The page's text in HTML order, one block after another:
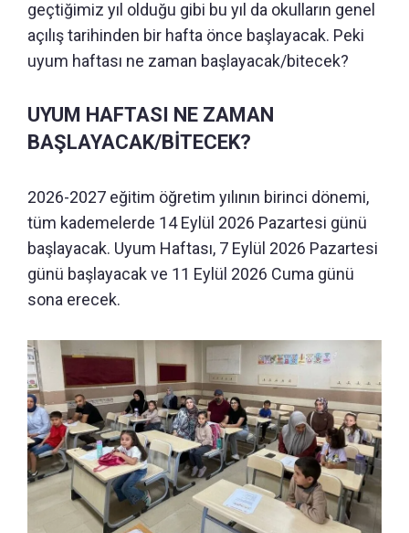
geçtiğimiz yıl olduğu gibi bu yıl da okulların genel
açılış tarihinden bir hafta önce başlayacak. Peki
uyum haftası ne zaman başlayacak/bitecek?
UYUM HAFTASI NE ZAMAN
BAŞLAYACAK/BİTECEK?
2026-2027 eğitim öğretim yılının birinci dönemi,
tüm kademelerde 14 Eylül 2026 Pazartesi günü
başlayacak. Uyum Haftası, 7 Eylül 2026 Pazartesi
günü başlayacak ve 11 Eylül 2026 Cuma günü
sona erecek.